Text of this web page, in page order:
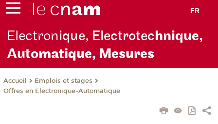
FR
Electronique, Electrotechnique,
Automatique, Mesures
Accueil
Emplois et stages
Offres en Electronique-Automatique